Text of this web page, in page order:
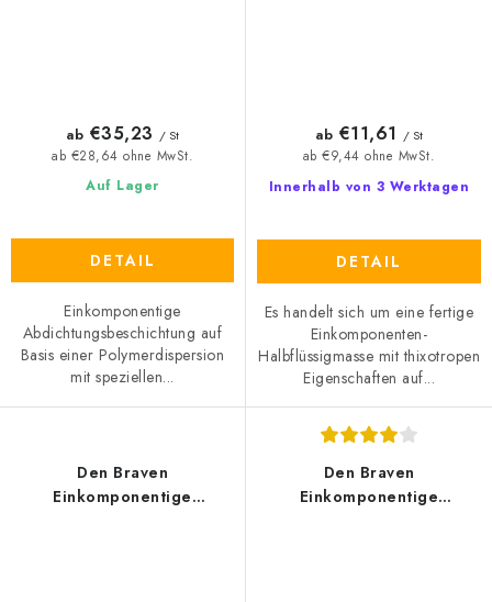
Auf Lager
ab €28,64 ohne MwSt.
ab €35,23 / St
DETAIL
Einkomponentige
Abdichtungsbeschichtung auf
Basis einer Polymerdispersion
mit speziellen...
Innerhalb von 3 Werktagen
ab €9,44 ohne MwSt.
ab €11,61 / St
DETAIL
Es handelt sich um eine fertige
Einkomponenten-
Halbflüssigmasse mit thixotropen
Eigenschaften auf...
Den Braven
Einkomponentige
Den Braven
Einkomponentige